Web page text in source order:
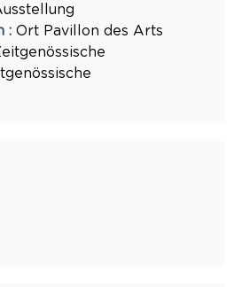
: Ort Pavillon des Arts